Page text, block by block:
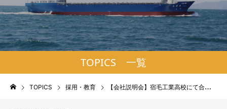
TOPICS 一覧
TOPICS 採用・教育 【会社説明会】宿毛工業高校にて合同会社説明会に参加